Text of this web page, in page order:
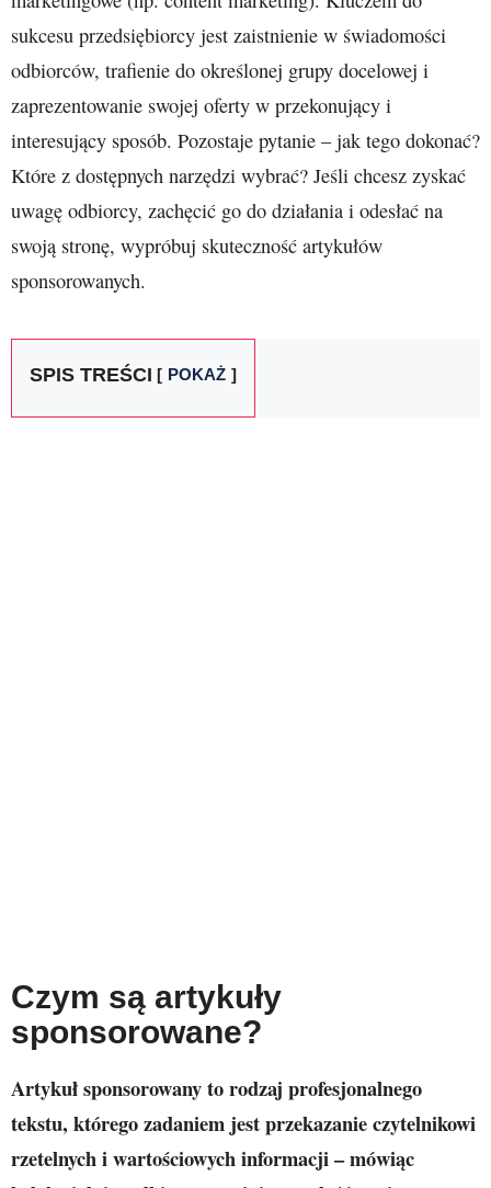
sukcesu przedsiębiorcy jest zaistnienie w świadomości
odbiorców, trafienie do określonej grupy docelowej i
zaprezentowanie swojej oferty w przekonujący i
interesujący sposób. Pozostaje pytanie – jak tego dokonać?
Które z dostępnych narzędzi wybrać? Jeśli chcesz zyskać
uwagę odbiorcy, zachęcić go do działania i odesłać na
swoją stronę, wypróbuj skuteczność artykułów
sponsorowanych.
SPIS TREŚCI POKAŻ
Czym są artykuły
sponsorowane?
Artykuł sponsorowany to rodzaj profesjonalnego
tekstu, którego zadaniem jest przekazanie czytelnikowi
rzetelnych i wartościowych informacji– mówiąc